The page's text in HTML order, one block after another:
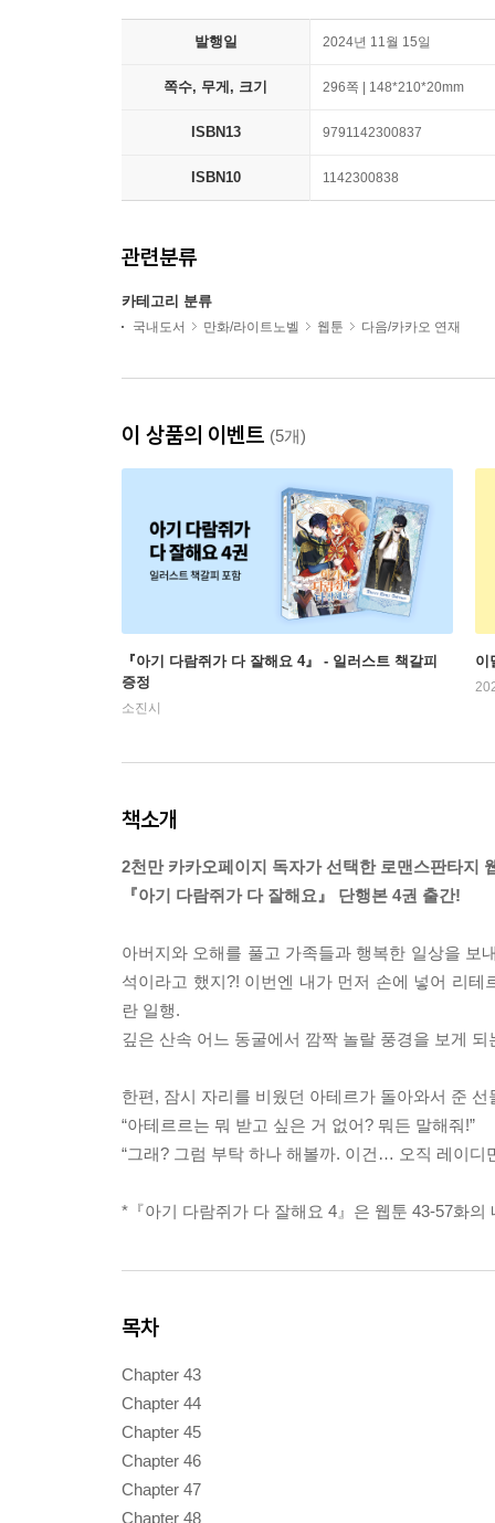
발행일 2024년 11월 15일
쪽수, 무게, 크기 296쪽 | 148*210*20mm
ISBN13 9791142300837
ISBN10 1142300838
관련분류
카테고리 분류
국내도서 만화/라이트노벨 웹툰 다음/카카오 연재
이 상품의 이벤트 (5개)
『아기 다람쥐가 다 잘해요 4』 - 일러스트 책갈피
증정
소진시
이
책소개
2천만 카카오페이지 독자가 선택한 로맨스판타지
『아기 다람쥐가 다 잘해요』 단행본 4권 출간!
아버지와 오해를 풀고 가족들과 행복한 일상을 보
석이라고 했지?! 이번엔 내가 먼저 손에 넣어 리테
란 일행.
깊은 산속 어느 동굴에서 깜짝 놀랄 풍경을 보게
한편, 잠시 자리를 비웠던 아테르가 돌아와서 준
“아테르르는 뭐 받고 싶은 거 없어? 뭐든 말해줘!”
“그래? 그럼 부탁 하나 해볼까. 이건… 오직 레이디
*『아기 다람쥐가 다 잘해요 4』은 웹툰 43-57화의
목차
Chapter 43
Chapter 44
Chapter 45
Chapter 46
Chapter 47
Chapter 48